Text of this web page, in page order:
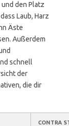
den Platz
Laub, Harz
Äste
Außerdem
schnell
der
die dir
CONTRA